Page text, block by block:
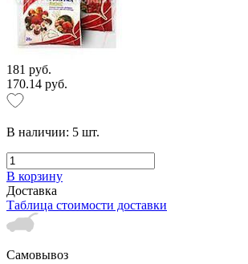
181 руб.
170.14 руб.
В наличии: 5 шт.
В корзину
Доставка
Таблица стоимости доставки
Самовывоз